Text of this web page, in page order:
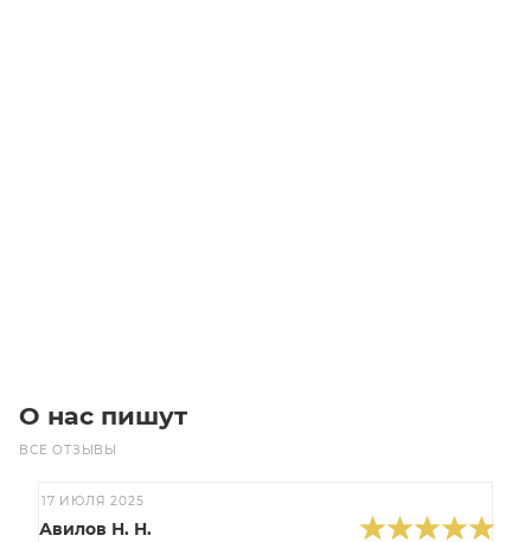
О нас пишут
ВСЕ ОТЗЫВЫ
17 ИЮЛЯ 2025
Авилов Н. Н.